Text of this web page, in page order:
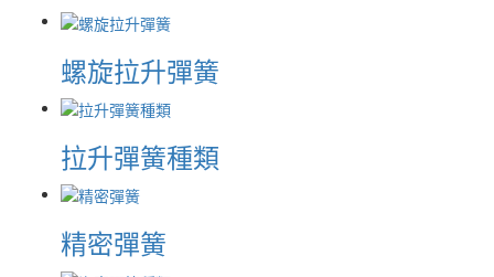
螺旋拉升彈簧
拉升彈簧種類
精密彈簧